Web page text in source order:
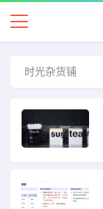
时光杂货铺